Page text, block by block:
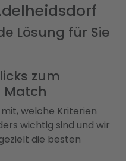
Lösung für Sie
zum
Match
mit, welche Kriterien
wichtig sind und wir
die besten